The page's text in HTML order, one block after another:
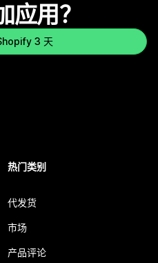
应用？
3 天
热门类别
代发货
市场
产品评论